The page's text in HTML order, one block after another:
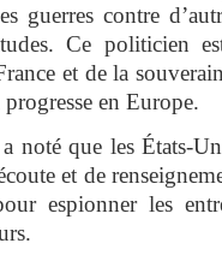
guerres contre
Ce politicien
et de la
en Europe.
noté que les États-
et de
espionner les